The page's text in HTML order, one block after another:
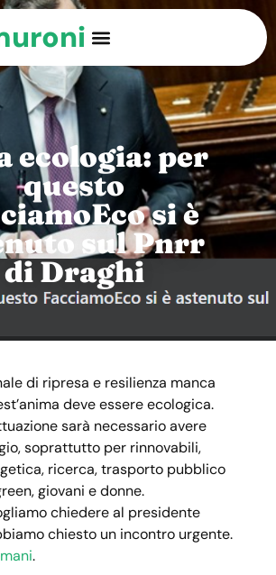
ecologia: per
questo
si è
sul Pnrr
di Draghi
di ripresa e resilienza manca
deve essere ecologica.
sarà necessario avere
soprattutto per rinnovabili,
ricerca, trasporto pubblico
giovani e donne.
chiedere al presidente
chiesto un incontro urgente.
.